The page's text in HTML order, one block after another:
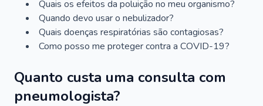
Quais os efeitos da poluição no meu organismo?
Quando devo usar o nebulizador?
Quais doenças respiratórias são contagiosas?
Como posso me proteger contra a COVID-19?
Quanto custa uma consulta com
pneumologista?